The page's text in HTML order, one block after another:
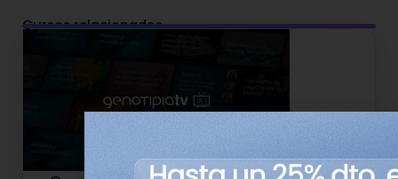
Cursos relacionados